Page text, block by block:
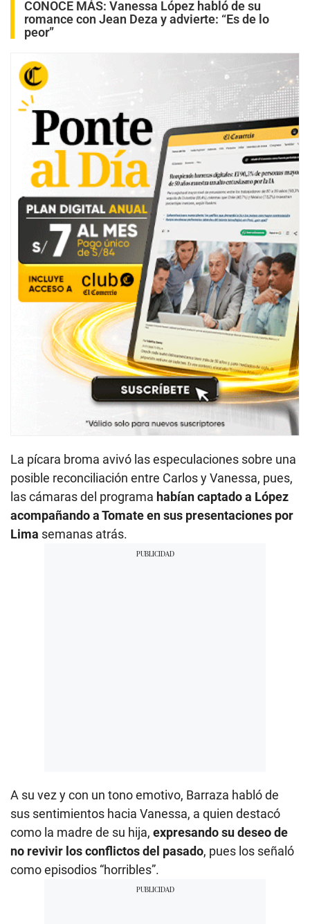
CONOCE MÁS: Vanessa López habló de su
romance con Jean Deza y advierte: “Es de lo
peor”
La pícara broma avivó las especulaciones sobre una
posible reconciliación entre Carlos y Vanessa, pues,
las cámaras del programa habían captado a López
acompañando a Tomate en sus presentaciones por
Lima semanas atrás.
A su vez y con un tono emotivo, Barraza habló de
sus sentimientos hacia Vanessa, a quien destacó
como la madre de su hija, expresando su deseo de
no revivir los conflictos del pasado, pues los señaló
como episodios “horribles”.